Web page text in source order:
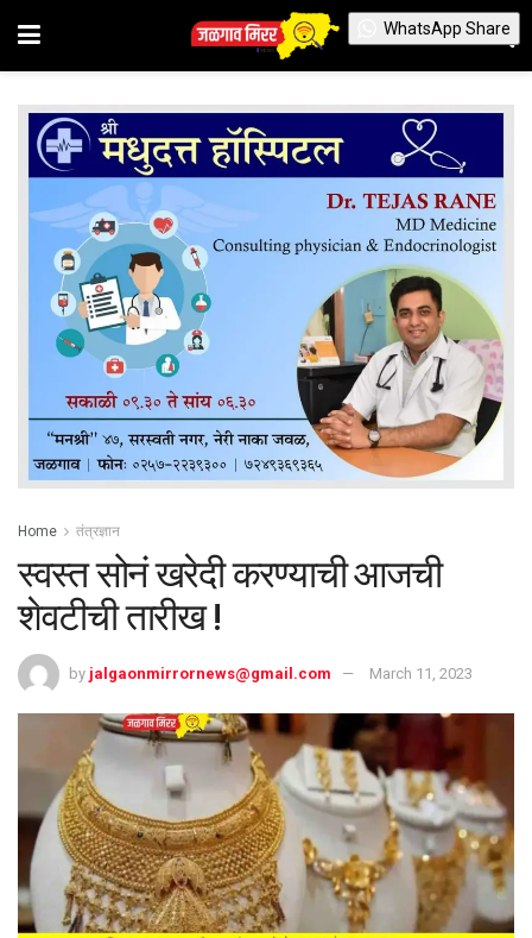
Home तंत्रज्ञान
स्वस्त सोनं खरेदी करण्याची आजची
शेवटीची तारीख !
by jalgaonmirrornews@gmail.com March 11, 2023
WhatsApp Share